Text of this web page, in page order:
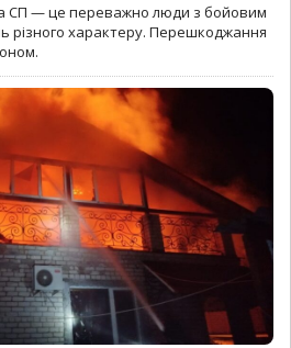
СП — це переважно люди з бойовим
різного характеру. Перешкоджання